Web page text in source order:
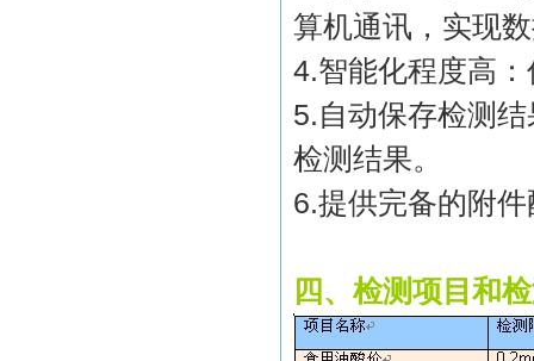
算机通讯，实现
4.智能化程度高
5.自动保存检测
检测结果。
6.提供完备的附
四、检测项目和